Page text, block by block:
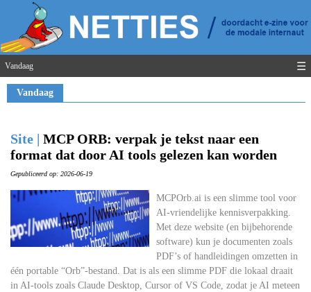
Vandaag ☰
Vandaag
Site | MCP ORB: verpak je tekst naar een
format dat door AI tools gelezen kan worden
Gepubliceerd op: 2026-06-19
MCPOrb.ai is een slimme tool voor
AI-vriendelijke kennisverpakking.
Met deze website (en bijbehorende
software) kun je documenten zoals
PDF’s of handleidingen omzetten in
één portable “Orb”-bestand. Dat is als een slimme PDF die lokaal draait
in AI-tools zoals Claude Desktop, Cursor of VS Code, zodat je AI meteen